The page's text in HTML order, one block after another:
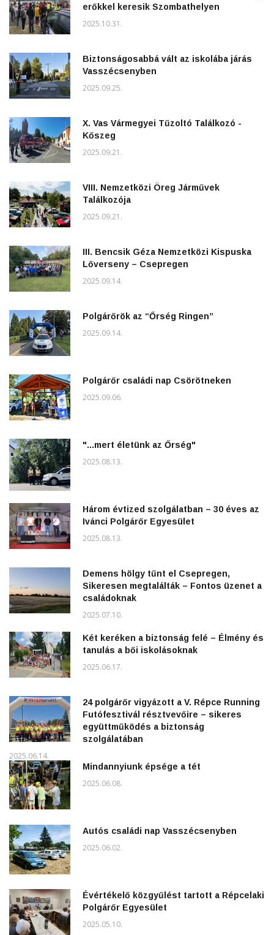
erőkkel keresik Szombathelyen
2025.10.31.
Biztonságosabbá vált az iskolába járás
Vasszécsenyben
2025.09.25.
X. Vas Vármegyei Tűzoltó Találkozó -
Kőszeg
2025.09.21.
VIII. Nemzetközi Öreg Járművek
Találkozója
2025.09.21.
III. Bencsik Géza Nemzetközi Kispuska
Lőverseny – Csepregen
2025.09.14.
Polgárőrök az “Őrség Ringen”
2025.09.14.
Polgárőr családi nap Csörötneken
2025.09.06.
"...mert életünk az Őrség"
2025.08.13.
Három évtized szolgálatban – 30 éves az
Ivánci Polgárőr Egyesület
2025.08.13.
Demens hölgy tűnt el Csepregen,
Sikeresen megtalálták – Fontos üzenet a
családoknak
2025.07.10.
Két keréken a biztonság felé – Élmény és
tanulás a bői iskolásoknak
2025.06.17.
24 polgárőr vigyázott a V. Répce Running
Futófesztivál résztvevőire – sikeres
együttműködés a biztonság
szolgálatában
2025.06.14.
Mindannyiunk épsége a tét
2025.06.08.
Autós családi nap Vasszécsenyben
2025.06.02.
Évértékelő közgyűlést tartott a Répcelaki
Polgárőr Egyesület
2025.05.10.